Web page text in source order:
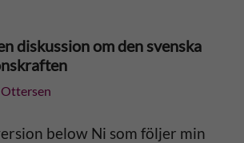
diskussion om den svenska
below Ni som följer min